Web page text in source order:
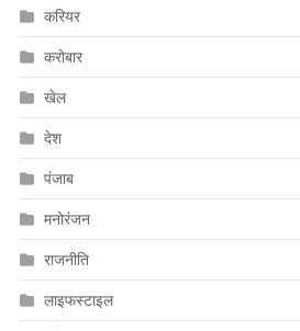
करियर
करोबार
खेल
देश
पंजाब
मनोरंजन
राजनीति
लाइफस्टाइल